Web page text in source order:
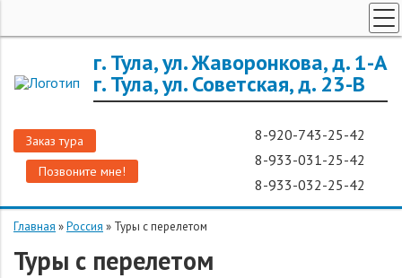
г. Тула, ул. Жаворонкова, д. 1-А
г. Тула, ул. Советская, д. 23-В
Заказ тура
Позвоните мне!
8-920-743-25-42
8-933-031-25-42
8-933-032-25-42
ЗАРУБЕЖНЫЕ ТУРЫ
О КОМПАНИИ
Главная »Россия » Туры с перелетом
Туры с перелетом